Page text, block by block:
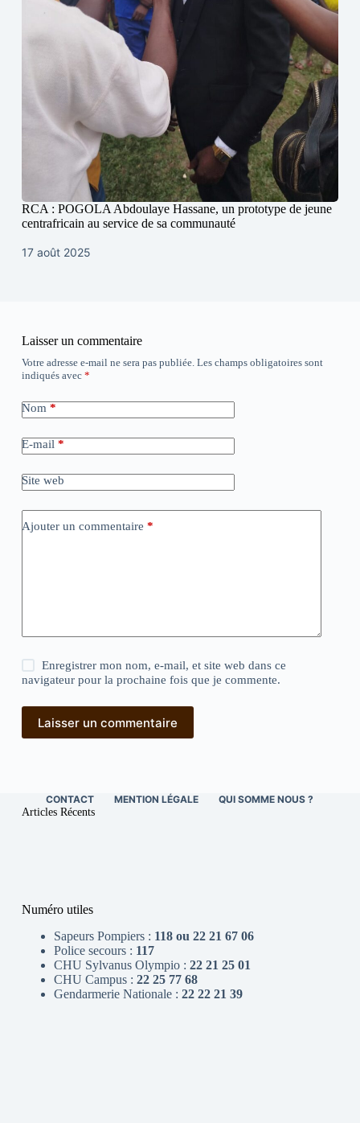
RCA : POGOLA Abdoulaye Hassane, un prototype de jeune
centrafricain au service de sa communauté
17 août 2025
Laisser un commentaire
Votre adresse e-mail ne sera pas publiée. Les champs obligatoires sont
indiqués avec *
Nom *
E-mail *
Site web
Ajouter un commentaire *
Enregistrer mon nom, e-mail, et site web dans ce
navigateur pour la prochaine fois que je commente.
Laisser un commentaire
CONTACT MENTION LÉGALE QUI SOMME NOUS ?
Articles Récents
Numéro utiles
Sapeurs Pompiers : 118 ou 22 21 67 06
Police secours : 117
CHU Sylvanus Olympio : 22 21 25 01
CHU Campus : 22 25 77 68
Gendarmerie Nationale : 22 22 21 39